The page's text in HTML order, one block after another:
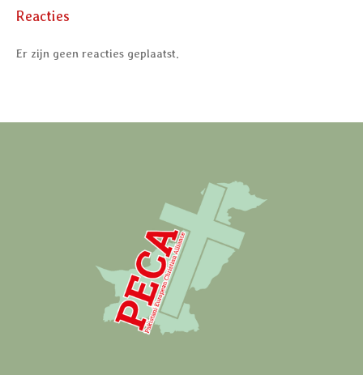
Reacties
Er zijn geen reacties geplaatst.